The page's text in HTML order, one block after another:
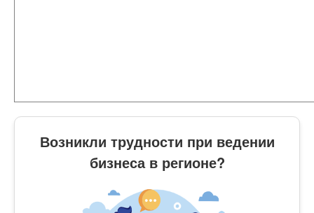
Возникли трудности при ведении
бизнеса в регионе?